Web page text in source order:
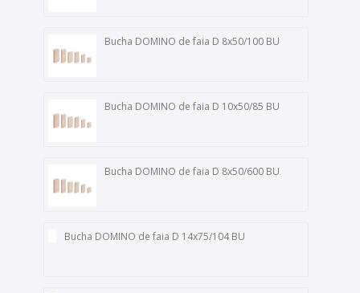
Bucha DOMINO de faia D 8x50/100 BU
Bucha DOMINO de faia D 10x50/85 BU
Bucha DOMINO de faia D 8x50/600 BU
Bucha DOMINO de faia D 14x75/104 BU